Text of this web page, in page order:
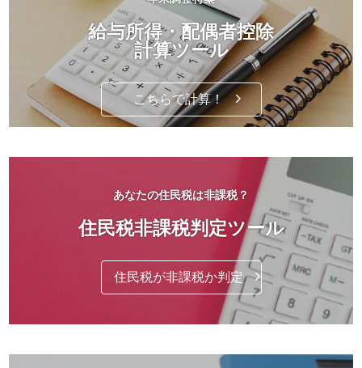
給与所得・配偶者控除
計算ツール
こちらで計算！
あなたの住民税は非課税？
住民税非課税判定ツール
住民税が非課税か判定